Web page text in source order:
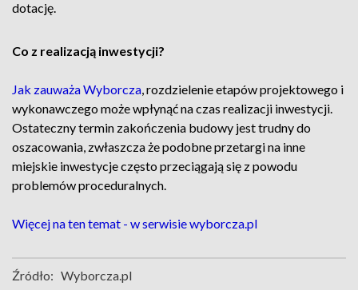
dotację.
Co z realizacją inwestycji?
Jak zauważa Wyborcza, rozdzielenie etapów projektowego i
wykonawczego może wpłynąć na czas realizacji inwestycji.
Ostateczny termin zakończenia budowy jest trudny do
oszacowania, zwłaszcza że podobne przetargi na inne
miejskie inwestycje często przeciągają się z powodu
problemów proceduralnych.
Więcej na ten temat - w serwisie wyborcza.pl
Źródło: Wyborcza.pl